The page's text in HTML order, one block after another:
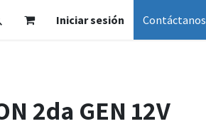
Iniciar sesión Contáctanos
2da GEN 12V